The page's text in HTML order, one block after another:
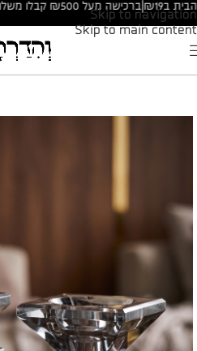
Skip to navigation
Skip to main content
ברכישה מעל ₪500 קבלו משלוח עד הבית ב₪19|